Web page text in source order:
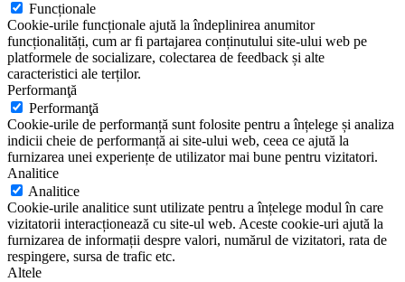
Funcționale
Cookie-urile funcționale ajută la îndeplinirea anumitor
funcționalități, cum ar fi partajarea conținutului site-ului web pe
platformele de socializare, colectarea de feedback și alte
caracteristici ale terților.
Performanţă
Performanţă
Cookie-urile de performanță sunt folosite pentru a înțelege și analiza
indicii cheie de performanță ai site-ului web, ceea ce ajută la
furnizarea unei experiențe de utilizator mai bune pentru vizitatori.
Analitice
Analitice
Cookie-urile analitice sunt utilizate pentru a înțelege modul în care
vizitatorii interacționează cu site-ul web. Aceste cookie-uri ajută la
furnizarea de informații despre valori, numărul de vizitatori, rata de
respingere, sursa de trafic etc.
Altele